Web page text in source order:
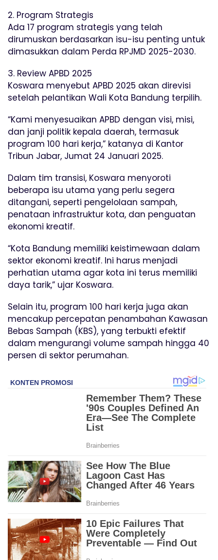
2. Program Strategis
Ada 17 program strategis yang telah
dirumuskan berdasarkan isu-isu penting untuk
dimasukkan dalam Perda RPJMD 2025-2030.
3. Review APBD 2025
Koswara menyebut APBD 2025 akan direvisi
setelah pelantikan Wali Kota Bandung terpilih.
“Kami menyesuaikan APBD dengan visi, misi,
dan janji politik kepala daerah, termasuk
program 100 hari kerja,” katanya di Kantor
Tribun Jabar, Jumat 24 Januari 2025.
Dalam tim transisi, Koswara menyoroti
beberapa isu utama yang perlu segera
ditangani, seperti pengelolaan sampah,
penataan infrastruktur kota, dan penguatan
ekonomi kreatif.
“Kota Bandung memiliki keistimewaan dalam
sektor ekonomi kreatif. Ini harus menjadi
perhatian utama agar kota ini terus memiliki
daya tarik,” ujar Koswara.
Selain itu, program 100 hari kerja juga akan
mencakup percepatan penambahan Kawasan
Bebas Sampah (KBS), yang terbukti efektif
dalam mengurangi volume sampah hingga 40
persen di sektor perumahan.